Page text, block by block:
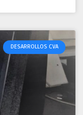
DESARROLLOS CVA